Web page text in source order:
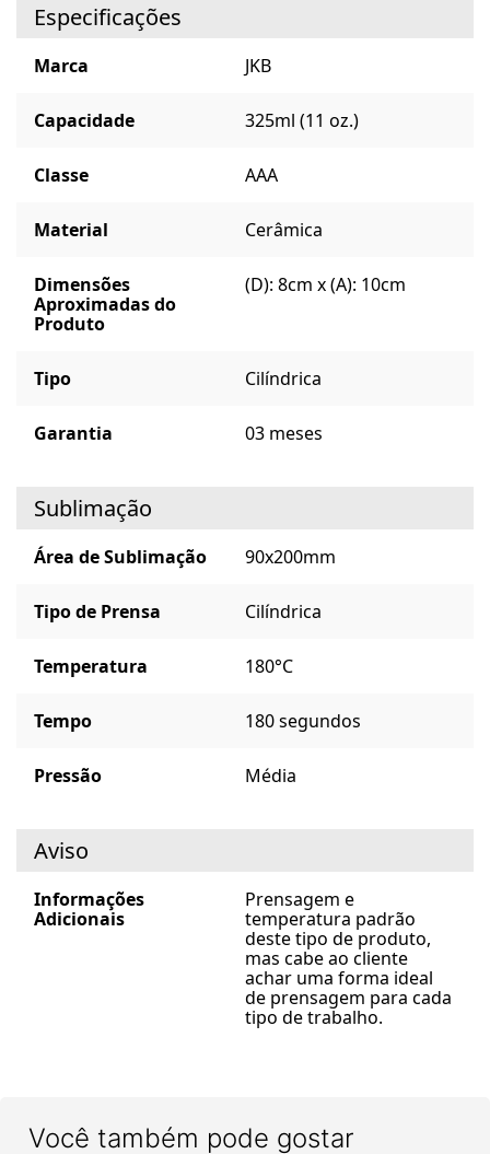
Especificações
Marca JKB
Capacidade 325ml (11 oz.)
Classe AAA
Material Cerâmica
Dimensões
Aproximadas do
Produto
(D): 8cm x (A): 10cm
Tipo Cilíndrica
Garantia 03 meses
Sublimação
Área de Sublimação 90x200mm
Tipo de Prensa Cilíndrica
Temperatura 180°C
Tempo 180 segundos
Pressão Média
Aviso
Informações
Adicionais
Prensagem e
temperatura padrão
deste tipo de produto,
mas cabe ao cliente
achar uma forma ideal
de prensagem para cada
tipo de trabalho.
Você também pode gostar